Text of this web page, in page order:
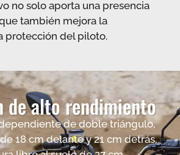
no solo aporta una presencia
también mejora la
protección del piloto.​
de alto rendimiento
de doble triángulo,
18 cm delante y 21 cm detrás,